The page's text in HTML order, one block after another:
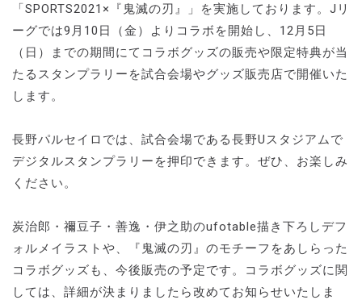
「SPORTS2021×『鬼滅の刃』」を実施しております。Jリ
ーグでは9月10日（金）よりコラボを開始し、12月5日
（日）までの期間にてコラボグッズの販売や限定特典が当
たるスタンプラリーを試合会場やグッズ販売店で開催いた
します。
長野パルセイロでは、試合会場である長野Uスタジアムで
デジタルスタンプラリーを押印できます。ぜひ、お楽しみ
ください。
炭治郎・禰豆子・善逸・伊之助のufotable描き下ろしデフ
ォルメイラストや、『鬼滅の刃』のモチーフをあしらった
コラボグッズも、今後販売の予定です。コラボグッズに関
しては、詳細が決まりましたら改めてお知らせいたしま